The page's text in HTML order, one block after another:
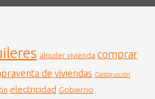
alquiler vivienda comprar
de viviendas Construcción
electricidad Gobierno